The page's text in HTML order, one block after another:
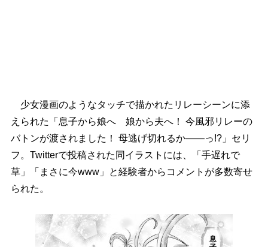
少女漫画のようなタッチで描かれたリレーシーンに添
えられた「息子から娘へ 娘から夫へ！ 今風邪リレーの
バトンが渡されました！ 母逃げ切れるか――っ!?」セリ
フ。Twitterで投稿された同イラストには、「手遅れで
草」「まさに今www」と経験者からコメントが多数寄せ
られた。